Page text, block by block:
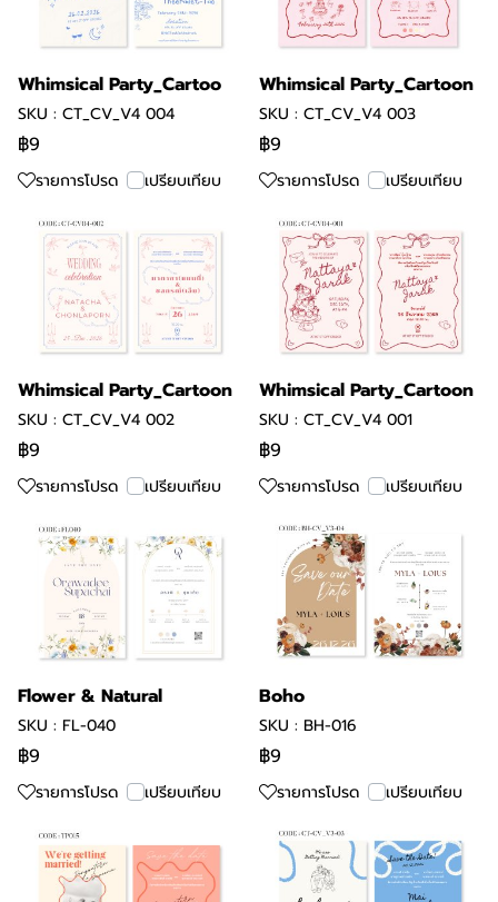
Whimsical Party_Cartoo
SKU : CT_CV_V4 004
฿9
รายการโปรด เปรียบเทียบ
Whimsical Party_Cartoon
SKU : CT_CV_V4 003
฿9
รายการโปรด เปรียบเทียบ
Whimsical Party_Cartoon
SKU : CT_CV_V4 002
฿9
รายการโปรด เปรียบเทียบ
Whimsical Party_Cartoon
SKU : CT_CV_V4 001
฿9
รายการโปรด เปรียบเทียบ
Flower & Natural
SKU : FL-040
฿9
รายการโปรด เปรียบเทียบ
Boho
SKU : BH-016
฿9
รายการโปรด เปรียบเทียบ